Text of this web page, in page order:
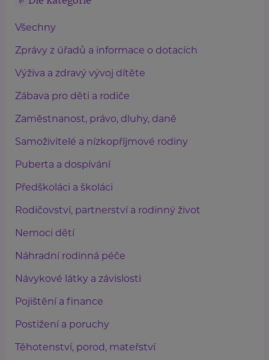
Všechny
Zprávy z úřadů a informace o dotacích
Výživa a zdravý vývoj dítěte
Zábava pro děti a rodiče
Zaměstnanost, právo, dluhy, daně
Samoživitelé a nízkopříjmové rodiny
Puberta a dospívání
Předškoláci a školáci
Rodičovství, partnerství a rodinný život
Nemoci dětí
Náhradní rodinná péče
Návykové látky a závislosti
Pojištění a finance
Postižení a poruchy
Těhotenství, porod, mateřství